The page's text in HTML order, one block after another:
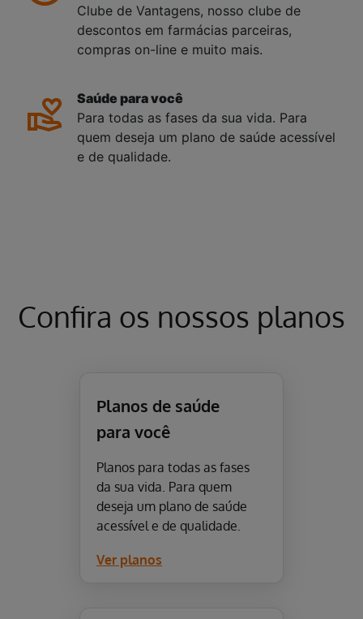
Clube de Vantagens, nosso clube de
descontos em farmácias parceiras,
compras on-line e muito mais.
Saúde para você
Para todas as fases da sua vida. Para
quem deseja um plano de saúde acessível
e de qualidade.
Confira os nossos planos
Planos de saúde
para você
Planos para todas as fases
da sua vida. Para quem
deseja um plano de saúde
acessível e de qualidade.
Ver planos